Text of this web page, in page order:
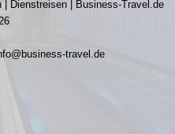
Dienstreisen | Business-Travel.de
travel.de